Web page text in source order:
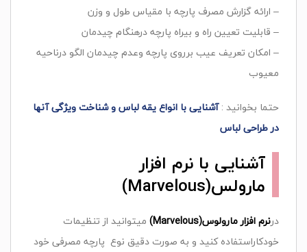
– ارائه گزارش مصرف پارچه با مقیاس طول و وزن
– قابلیت تعیین راه و بیراه پارچه درهنگام چیدمان
– امکان تعریف عیب برروی پارچه وعدم چیدمان الگو درناحیه
معیوب
حتما بخوانید :آشنایی با انواع یقه لباس و شناخت ویژگی آنها
در طراحی لباس
آشنایی با نرم افزار
مارولس(Marvelous)
درنرم افزار مارولوس(Marvelous)
میتوانید از تنظیمات
خودکاراستفاده کنید و به صورت دقیق نوع پارچه مصرفی خود